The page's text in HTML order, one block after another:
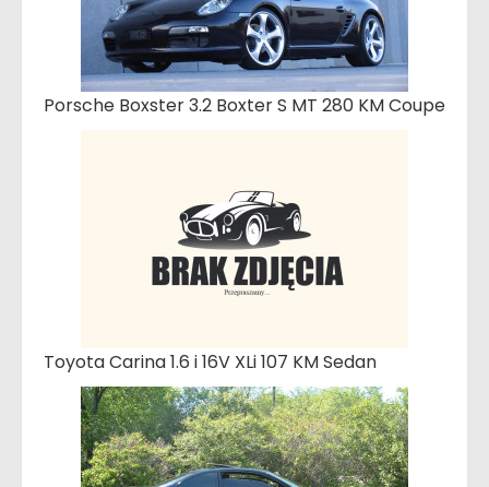
Porsche Boxster 3.2 Boxter S MT 280 KM Coupe
Toyota Carina 1.6 i 16V XLi 107 KM Sedan